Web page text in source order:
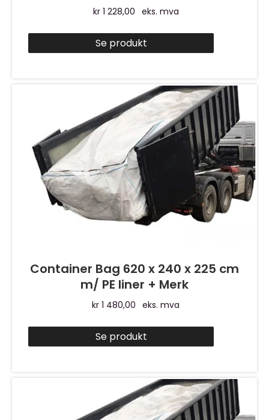
kr1 228,00 eks. mva
Se produkt
Container Bag 620 x 240 x 225 cm
m/ PE liner + Merk
kr 1 480,00 eks. mva
Se produkt